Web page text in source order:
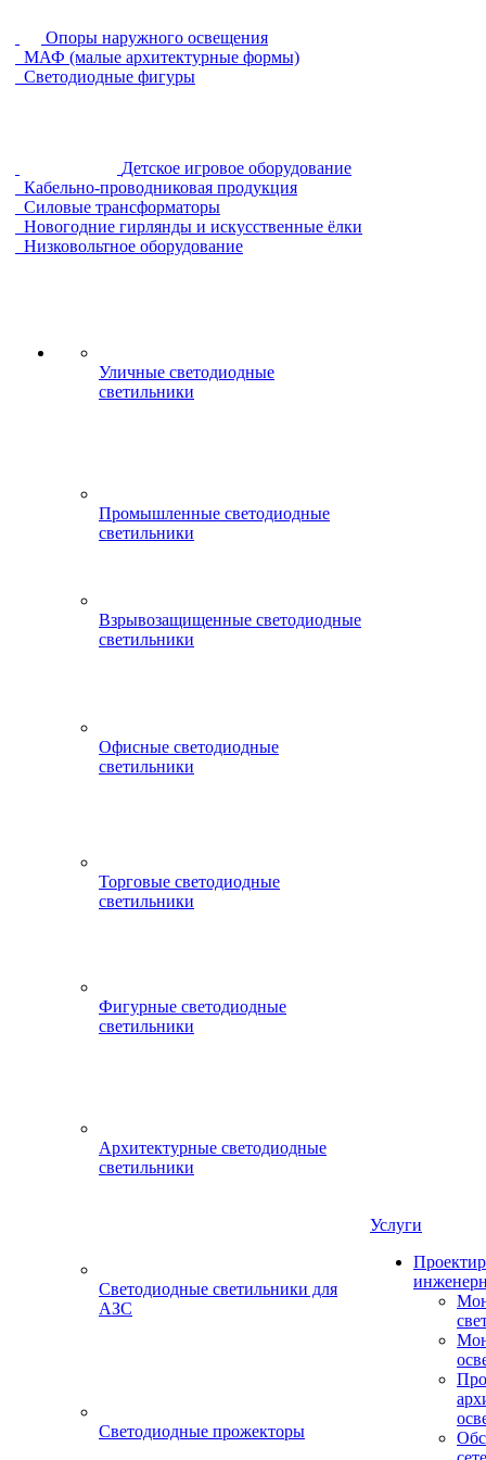
Опоры наружного освещения
МАФ (малые архитектурные формы)
Светодиодные фигуры
Детское игровое оборудование
Кабельно-проводниковая продукция
Силовые трансформаторы
Новогодние гирлянды и искусственные ёлки
Низковольтное оборудование
Уличные светодиодные
светильники
Промышленные светодиодные
светильники
Взрывозащищенные светодиодные
светильники
Офисные светодиодные
светильники
Торговые светодиодные
светильники
Фигурные светодиодные
светильники
Архитектурные светодиодные
светильники
Светодиодные светильники для
АЗС
Светодиодные прожекторы
Услуги